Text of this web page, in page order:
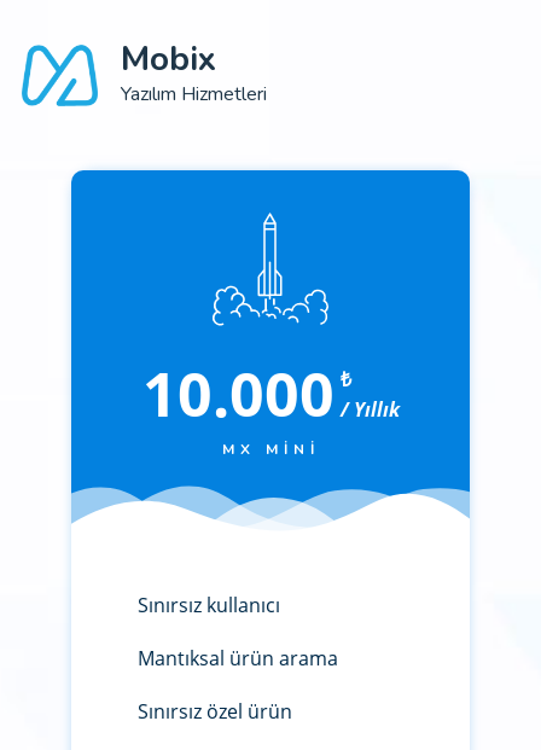
Mobix
Yazılım Hizmetleri
10.000 ₺
/ Yıllık
MX MINI
Sınırsız kullanıcı
Mantıksal ürün arama
Sınırsız özel ürün